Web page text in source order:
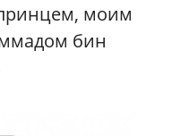
моим
бин